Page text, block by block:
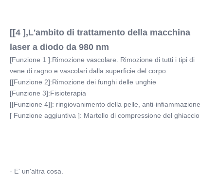
[[4 ],L'ambito di trattamento della macchina
laser a diodo da 980 nm
[Funzione 1 ]:Rimozione vascolare. Rimozione di tutti i tipi di
vene di ragno e vascolari dalla superficie del corpo.
[[Funzione 2]:Rimozione dei funghi delle unghie
[Funzione 3]:Fisioterapia
[[Funzione 4]]: ringiovanimento della pelle, anti-infiammazione
[ Funzione aggiuntiva ]: Martello di compressione del ghiaccio
- E' un'altra cosa.